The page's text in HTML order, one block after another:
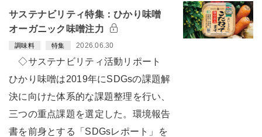
サステナビリティ特集：ひかり味噌
オーガニック味噌注力
調味料 特集 2026.06.30
◇サステナビリティ活動リポート
ひかり味噌は2019年にSDGsの課題解
決に向けた体系的な課題整理を行い、
三つの重点課題を選定した。環境報告
書を前身とする「SDGsレポート」を